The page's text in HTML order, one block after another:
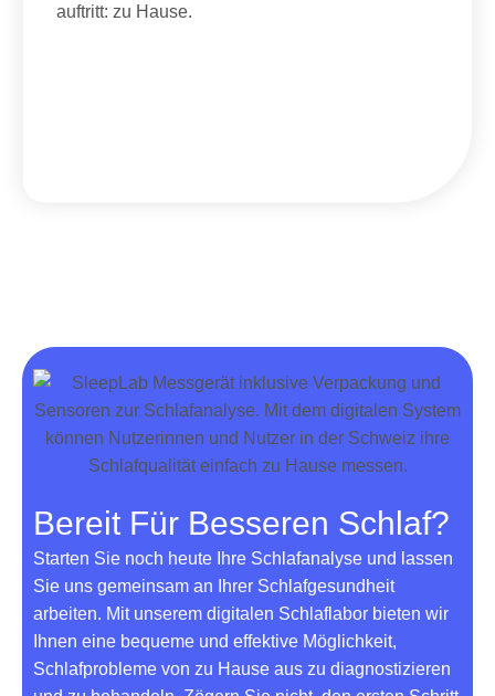
auftritt: zu Hause.
Bereit Für Besseren Schlaf?
Starten Sie noch heute Ihre Schlafanalyse und lassen
Sie uns gemeinsam an Ihrer Schlafgesundheit
arbeiten. Mit unserem digitalen Schlaflabor bieten wir
Ihnen eine bequeme und effektive Möglichkeit,
Schlafprobleme von zu Hause aus zu diagnostizieren